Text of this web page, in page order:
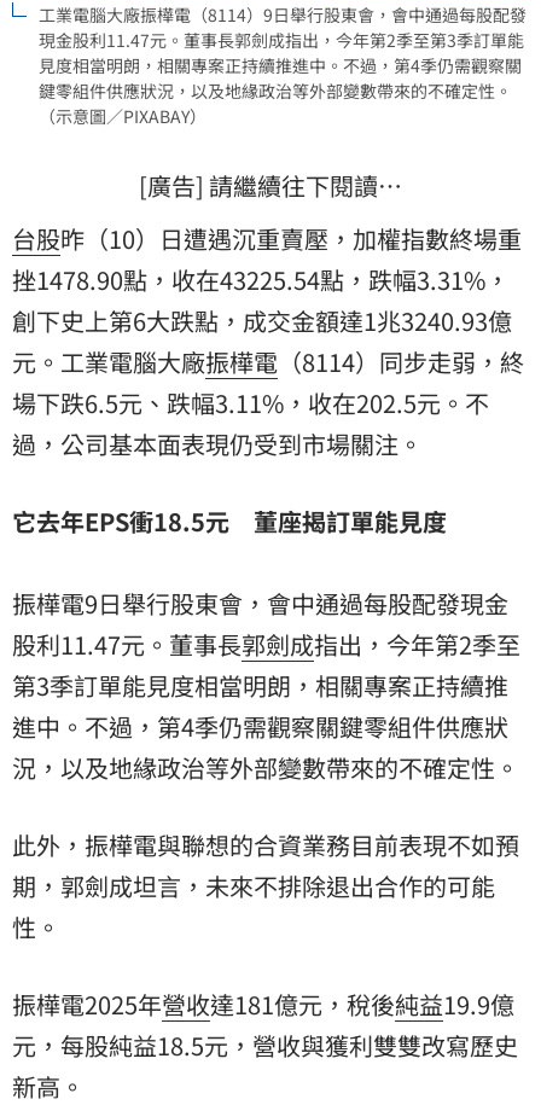
工業電腦大廠振樺電（8114）9日舉行股東會，會中通過每股配發
現金股利11.47元。董事長郭劍成指出，今年第2季至第3季訂單能
見度相當明朗，相關專案正持續推進中。不過，第4季仍需觀察關
鍵零組件供應狀況，以及地緣政治等外部變數帶來的不確定性。
（示意圖／PIXABAY）
[廣告] 請繼續往下閱讀…
台股昨（10）日遭遇沉重賣壓，加權指數終場重
挫1478.90點，收在43225.54點，跌幅3.31%，
創下史上第6大跌點，成交金額達1兆3240.93億
元。工業電腦大廠振樺電 （8114）同步走弱，終
場下跌6.5元、跌幅3.11%，收在202.5元。不
過，公司基本面表現仍受到市場關注。
它去年EPS衝18.5元 董座揭訂單能見度
振樺電9日舉行股東會，會中通過每股配發現金
股利11.47元。董事長郭劍成指出，今年第2季至
第3季訂單能見度相當明朗，相關專案正持續推
進中。不過，第4季仍需觀察關鍵零組件供應狀
況，以及地緣政治等外部變數帶來的不確定性。
此外，振樺電與聯想的合資業務目前表現不如預
期，郭劍成坦言，未來不排除退出合作的可能
性。
振樺電2025年營收達181億元，稅後純益19.9億
元，每股純益18.5元，營收與獲利雙雙改寫歷史
新高。